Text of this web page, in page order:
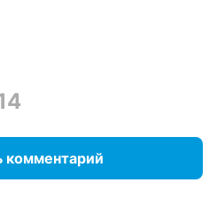
комментарий